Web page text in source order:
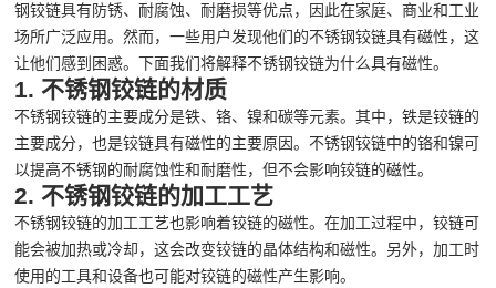
钢铰链具有防锈、耐腐蚀、耐磨损等优点，因此在家庭、商业和工业
场所广泛应用。然而，一些用户发现他们的不锈钢铰链具有磁性，这
让他们感到困惑。下面我们将解释不锈钢铰链为什么具有磁性。
1. 不锈钢铰链的材质
不锈钢铰链的主要成分是铁、铬、镍和碳等元素。其中，铁是铰链的
主要成分，也是铰链具有磁性的主要原因。不锈钢铰链中的铬和镍可
以提高不锈钢的耐腐蚀性和耐磨性，但不会影响铰链的磁性。
2. 不锈钢铰链的加工工艺
不锈钢铰链的加工工艺也影响着铰链的磁性。在加工过程中，铰链可
能会被加热或冷却，这会改变铰链的晶体结构和磁性。另外，加工时
使用的工具和设备也可能对铰链的磁性产生影响。